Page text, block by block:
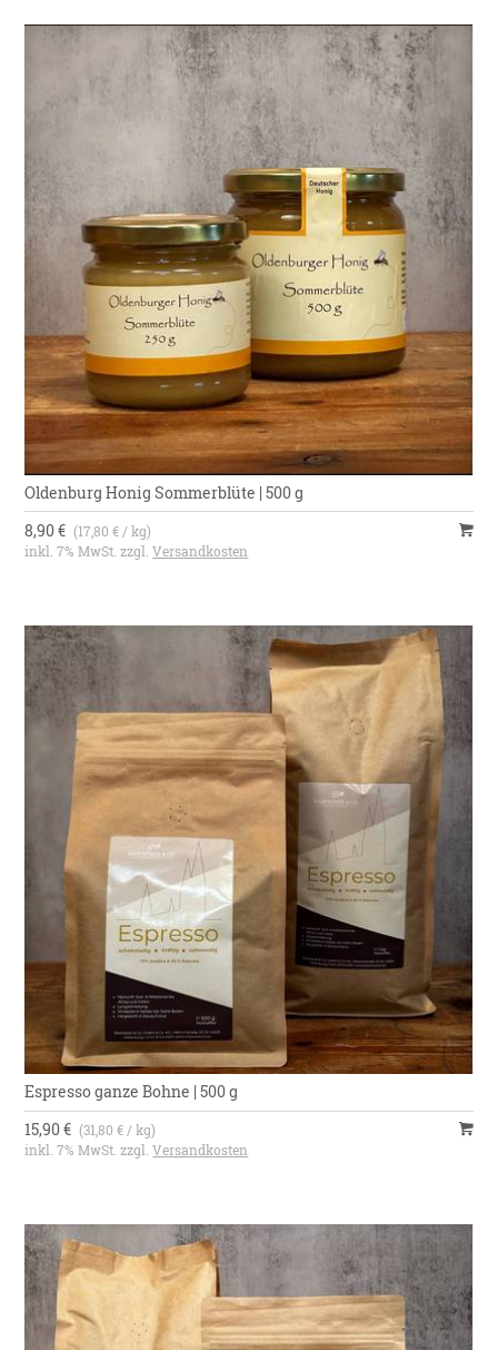
Oldenburg Honig Sommerblüte | 500 g
8,90 € (17,80 € / kg)
inkl. 7% MwSt. zzgl.Versandkosten
Espresso ganze Bohne | 500 g
15,90 € (31,80 € / kg)
inkl. 7% MwSt. zzgl.Versandkosten